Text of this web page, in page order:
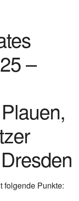
–
folgende Punkte: